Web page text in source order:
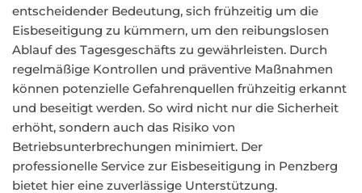
entscheidender Bedeutung, sich frühzeitig um die
Eisbeseitigung zu kümmern, um den reibungslosen
Ablauf des Tagesgeschäfts zu gewährleisten. Durch
regelmäßige Kontrollen und präventive Maßnahmen
können potenzielle Gefahrenquellen frühzeitig erkannt
und beseitigt werden. So wird nicht nur die Sicherheit
erhöht, sondern auch das Risiko von
Betriebsunterbrechungen minimiert. Der
professionelle Service zur Eisbeseitigung in Penzberg
bietet hier eine zuverlässige Unterstützung.